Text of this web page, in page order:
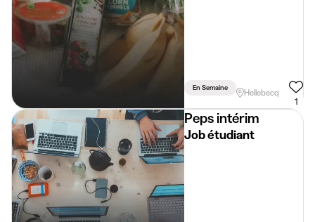
En Semaine
Hellebecq
1
Peps intérim
Job étudiant